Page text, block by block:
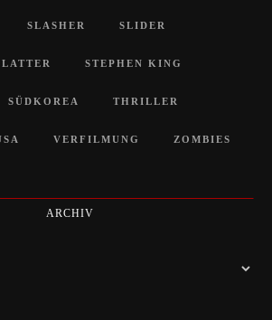
SLASHER SLIDER
STEPHEN KING
SÜDKOREA THRILLER
VERFILMUNG ZOMBIES
ARCHIV